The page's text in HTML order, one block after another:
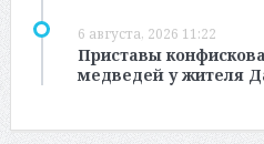
6 августа, 2026 11:22
Приставы
медведей у жителя